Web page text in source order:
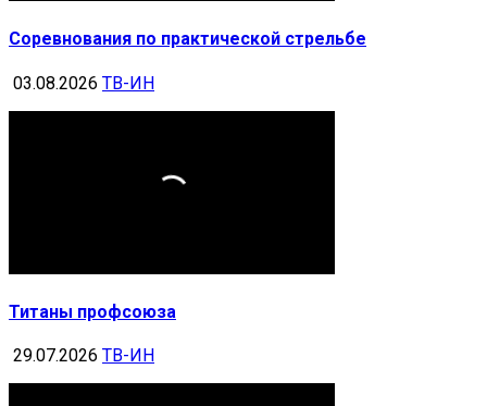
Соревнования по практической стрельбе
03.08.2026 ТВ-ИН
Титаны профсоюза
29.07.2026 ТВ-ИН